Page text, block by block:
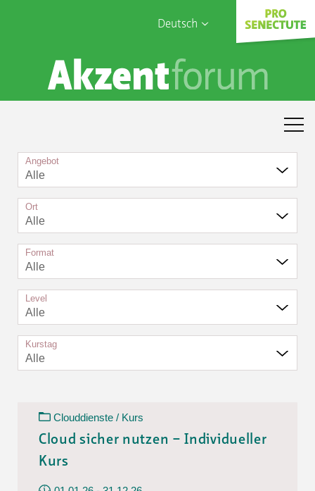
Deutsch
English
Français
Sophia Care
Angebot
Alle
Ort
Alle
Format
Alle
Level
Alle
Kurstag
Alle
Clouddienste / Kurs
Cloud sicher nutzen – Individueller
Kurs